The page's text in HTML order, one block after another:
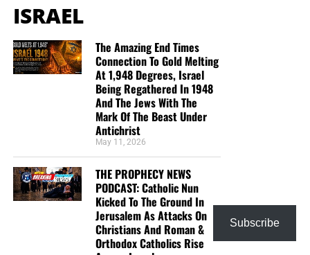
ISRAEL
The Amazing End Times
Connection To Gold Melting
At 1,948 Degrees, Israel
Being Regathered In 1948
And The Jews With The
Mark Of The Beast Under
Antichrist
May 11, 2026
THE PROPHECY NEWS
PODCAST: Catholic Nun
Kicked To The Ground In
Jerusalem As Attacks On
Christians And Roman &
Orthodox Catholics Rise
Subscribe